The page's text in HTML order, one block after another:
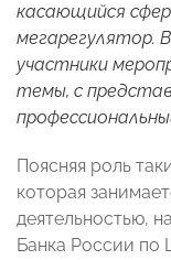
касающийся
мегарегулятор.
участники
темы, с
Поясняя роль
которая
деятельностью,
Банка России